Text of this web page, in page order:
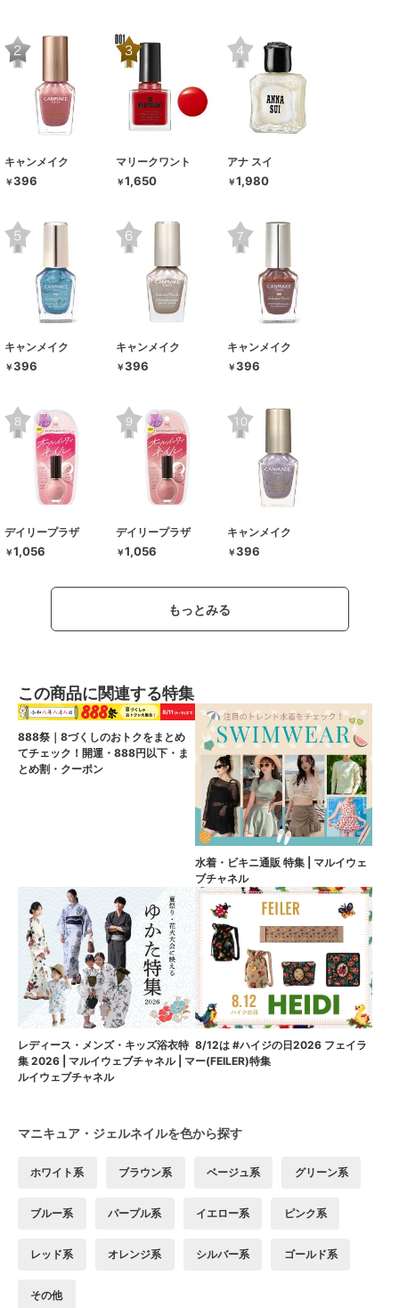
キャンメイク
￥396
マリークワント
￥1,650
アナ スイ
￥1,980
キャンメイク
￥396
キャンメイク
￥396
キャンメイク
￥396
デイリープラザ
￥1,056
デイリープラザ
￥1,056
キャンメイク
￥396
もっとみる
この商品に関連する特集
888祭｜8づくしのおトクをまとめ
てチェック！開運・888円以下・ま
とめ割・クーポン
水着・ビキニ通販 特集 | マルイウェ
ブチャネル
レディース・メンズ・キッズ浴衣特
集 2026 | マルイウェブチャネル | マ
ルイウェブチャネル
8/12は #ハイジの日2026 フェイラ
ー(FEILER)特集
マニキュア・ジェルネイルを色から探す
ホワイト系 ブラウン系 ベージュ系 グリーン系
ブルー系 パープル系 イエロー系 ピンク系
レッド系 オレンジ系 シルバー系 ゴールド系
その他